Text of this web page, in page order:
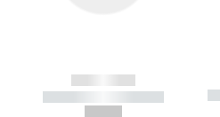
------------
----------- -----------